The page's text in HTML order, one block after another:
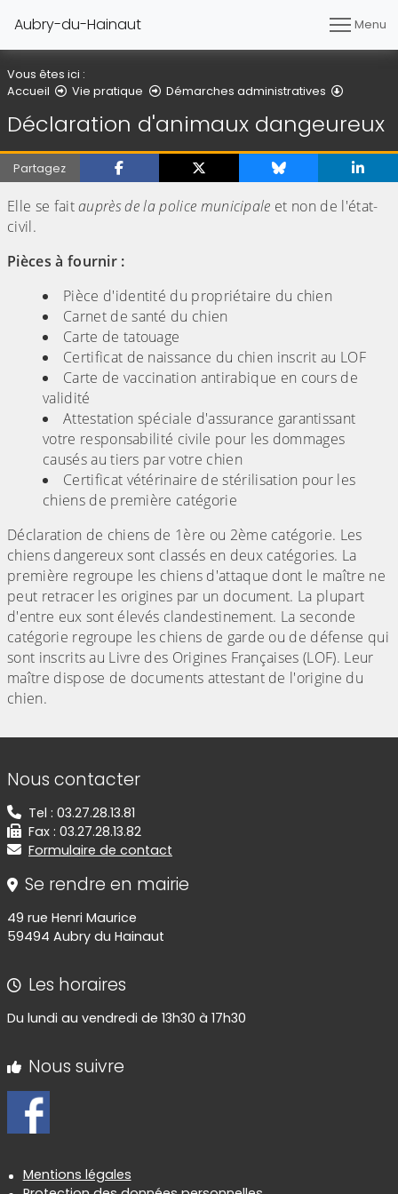
Aubry-du-Hainaut Menu
Vous êtes ici :
Accueil
Vie pratique Démarches administratives
Déclaration d'animaux dangeureux
Partagez
Elle se faitauprès de la police municipale et non de l'état-
civil.
Pièces à fournir :
Pièce d'identité du propriétaire du chien
Carnet de santé du chien
Carte de tatouage
Certificat de naissance du chien inscrit au LOF
Carte de vaccination antirabique en cours de
validité
Attestation spéciale d'assurance garantissant
votre responsabilité civile pour les dommages
causés au tiers par votre chien
Certificat vétérinaire de stérilisation pour les
chiens de première catégorie
Déclaration de chiens de 1ère ou 2ème catégorie. Les
chiens dangereux sont classés en deux catégories. La
première regroupe les chiens d'attaque dont le maître ne
peut retracer les origines par un document. La plupart
d'entre eux sont élevés clandestinement. La seconde
catégorie regroupe les chiens de garde ou de défense qui
sont inscrits au Livre des Origines Françaises (LOF). Leur
maître dispose de documents attestant de l'origine du
chien.
Informations de contact
Nous contacter
Tel : 03.27.28.13.81
Fax : 03.27.28.13.82
Formulaire de contact
Se rendre en mairie
49 rue Henri Maurice
59494 Aubry du Hainaut
Les horaires
Du lundi au vendredi de 13h30 à 17h30
Nous suivre
Informations réglementaires
Mentions légales